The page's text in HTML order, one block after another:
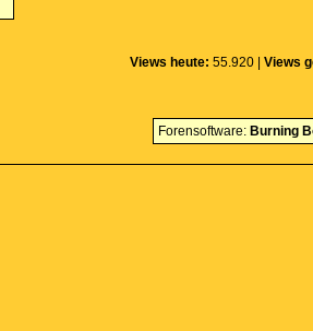
Views heute: 55.920 | Views
Forensoftware: Burning